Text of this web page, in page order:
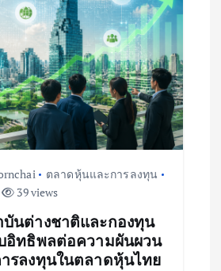
ตลาดหุ้นและการลงทุน
39 views
นต่างชาติและกองทุน
อิทธิพลต่อความผันผวน
รลงทุนในตลาดหุ้นไทย